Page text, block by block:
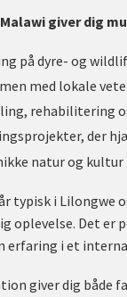
giver dig
på dyre- og
med lokale
rehabilitering
der
natur og
typisk i Lilongwe
oplevelse. Det er
erfaring i et
giver dig både